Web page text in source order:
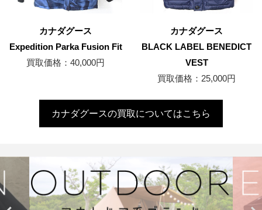
カナダグース
Expedition Parka Fusion Fit
買取価格：40,000円
カナダグース
BLACK LABEL BENEDICT
VEST
買取価格：25,000円
カナダグースの買取についてはこちら